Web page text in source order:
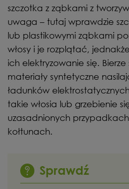
szczotka z ząbkami z
uwaga – tutaj wprawdzie
lub plastikowymi ząbkami
włosy i je rozplątać,
ich elektryzowanie się.
materiały syntetyczne
ładunków
takie włosia lub grzebienie
uzasadnionych
kołtunach.
Sprawdź